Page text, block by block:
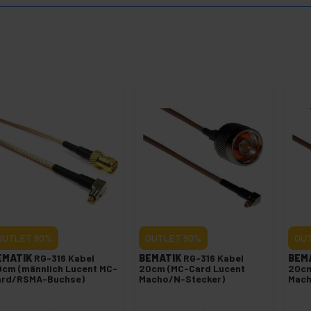
90%
RG-316 Kabel
(männlich Lucent MC-
RSMA-Buchse)
OUTLET 90%
BEMATIK RG-316 Kabel
20cm (MC-Card Lucent
Macho/N-Stecker)